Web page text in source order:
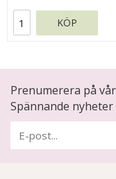
KÖP
Prenumerera på
Spännande